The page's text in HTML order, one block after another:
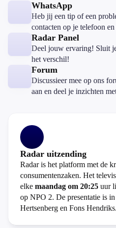
WhatsApp
Heb jij een tip of een
contacten op je telefoon
Radar Panel
Deel jouw ervaring! Sluit
het verschil!
Forum
Discussieer mee op ons
aan en deel je inzichten
Radar uitzending
Radar is het platform met de
consumentenzaken. Het
elke maandag om 20:25 uur
op NPO 2. De presentatie is
Hertsenberg en Fons Hendriks.